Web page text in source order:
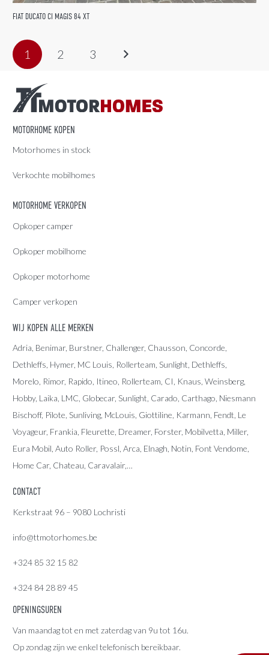
FIAT DUCATO CI MAGIS 84 XT
1 2 3
MOTORHOME KOPEN
Motorhomes in stock
Verkochte mobilhomes
MOTORHOME VERKOPEN
Opkoper camper
Opkoper mobilhome
Opkoper motorhome
Camper verkopen
WIJ KOPEN ALLE MERKEN
Adria, Benimar, Burstner, Challenger, Chausson, Concorde,
Dethleffs, Hymer, MC Louis, Rollerteam, Sunlight, Dethleffs,
Morelo, Rimor, Rapido, Itineo, Rollerteam, CI, Knaus, Weinsberg,
Hobby, Laika, LMC, Globecar, Sunlight, Carado, Carthago, Niesmann
Bischoff, Pilote, Sunliving, McLouis, Giottiline, Karmann, Fendt, Le
Voyageur, Frankia, Fleurette, Dreamer, Forster, Mobilvetta, Miller,
Eura Mobil, Auto Roller, Possl, Arca, Elnagh, Notin, Font Vendome,
Home Car, Chateau, Caravalair,…
CONTACT
Kerkstraat 96 – 9080 Lochristi
info@ttmotorhomes.be
+324 85 32 15 82
+324 84 28 89 45
OPENINGSUREN
Van maandag tot en met zaterdag van 9u tot 16u.
Op zondag zijn we enkel telefonisch bereikbaar.